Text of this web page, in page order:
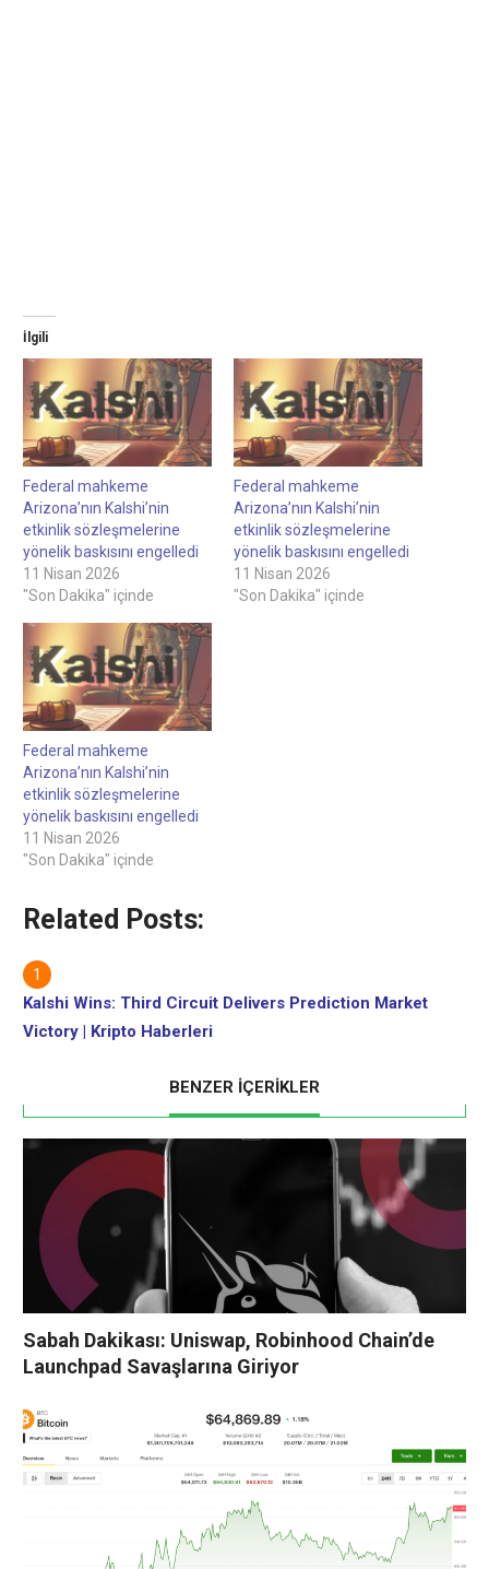
İlgili
Federal mahkeme
Arizona’nın Kalshi’nin
etkinlik sözleşmelerine
yönelik baskısını engelledi
11 Nisan 2026
"Son Dakika" içinde
Federal mahkeme
Arizona’nın Kalshi’nin
etkinlik sözleşmelerine
yönelik baskısını engelledi
11 Nisan 2026
"Son Dakika" içinde
Federal mahkeme
Arizona’nın Kalshi’nin
etkinlik sözleşmelerine
yönelik baskısını engelledi
11 Nisan 2026
"Son Dakika" içinde
Related Posts:
Kalshi Wins: Third Circuit Delivers Prediction Market
Victory | Kripto Haberleri
BENZER İÇERİKLER
Sabah Dakikası: Uniswap, Robinhood Chain’de
Launchpad Savaşlarına Giriyor